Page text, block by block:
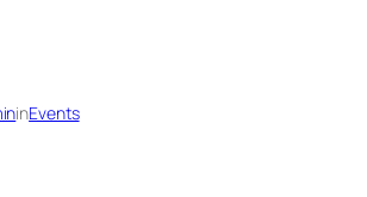
inEvents